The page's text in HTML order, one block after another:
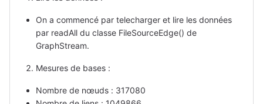
On a commencé par telecharger et lire les données
par readAll du classe FileSourceEdge() de
GraphStream.
Mesures de bases :
Nombre de nœuds : 317080